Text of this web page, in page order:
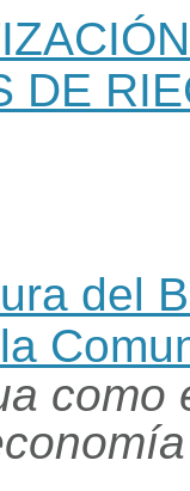
DE
del
como